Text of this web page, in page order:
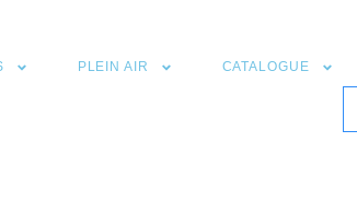
PLEIN AIR CATALOGUE